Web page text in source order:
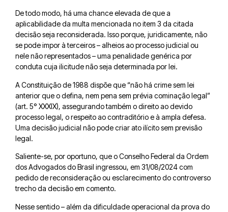
De todo modo, há uma chance elevada de que a
aplicabilidade da multa mencionada no item 3 da citada
decisão seja reconsiderada. Isso porque, juridicamente, não
se pode impor à terceiros – alheios ao processo judicial ou
nele não representados – uma penalidade genérica por
conduta cuja ilicitude não seja determinada por lei.
A Constituição de 1988 dispõe que “não há crime sem lei
anterior que o defina, nem pena sem prévia cominação legal”
(art. 5° XXXIX), assegurando também o direito ao devido
processo legal, o respeito ao contraditório e à ampla defesa.
Uma decisão judicial não pode criar ato ilícito sem previsão
legal.
Saliente-se, por oportuno, que o Conselho Federal da Ordem
dos Advogados do Brasil ingressou, em 31/08/2024 com
pedido de reconsideração ou esclarecimento do controverso
trecho da decisão em comento.
Nesse sentido – além da dificuldade operacional da prova do